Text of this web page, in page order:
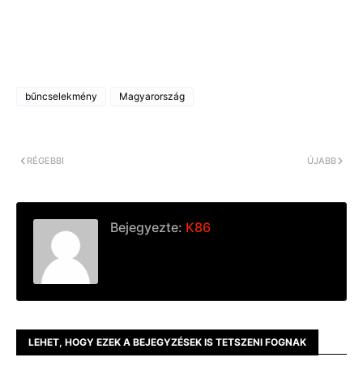
bűncselekmény Magyarország
ÚJABB
RÉGEBBI
Bejegyezte: K86
LEHET, HOGY EZEK A BEJEGYZÉSEK IS TETSZENI FOGNAK